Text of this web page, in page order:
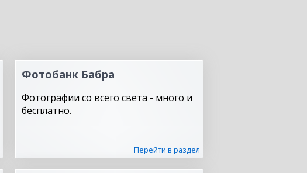
Фотобанк Бабра
Фотографии со всего света - много и
бесплатно.
Перейти в раздел